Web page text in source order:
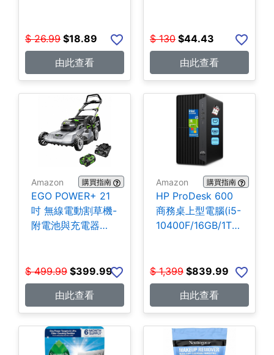
$ 26.99 $18.89
由此查看
$ 130 $44.43
由此查看
Amazon 購買指南
EGO POWER+ 21
吋 無線電動割草機-
附電池與充電器
$ 499.99 $399.99
由此查看
Amazon 購買指南
HP ProDesk 600
商務桌上型電腦(i5-
10400F/16GB/1TB
$ 1,399 $839.99
由此查看